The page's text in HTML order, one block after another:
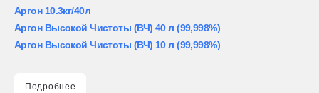
Аргон 10.3кг/40л
Аргон Высокой Чистоты (ВЧ) 40 л (99,998%)
Аргон Высокой Чистоты (ВЧ) 10 л (99,998%)
Подробнее